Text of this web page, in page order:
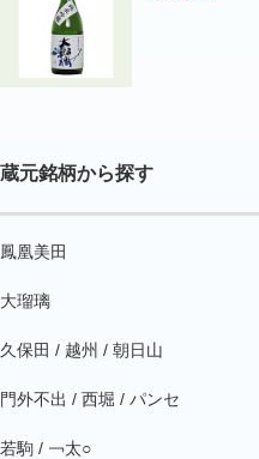
蔵元銘柄から探す
鳳凰美田
大瑠璃
久保田 / 越州 / 朝日山
門外不出 / 西堀 / パンセ
若駒 / ￢太○